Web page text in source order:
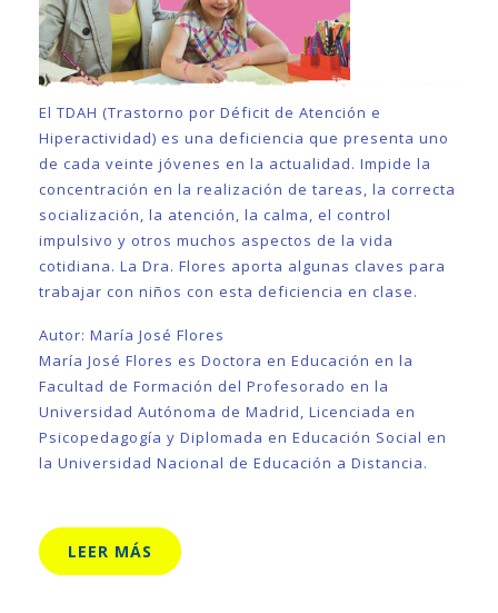
El TDAH (Trastorno por Déficit de Atención e
Hiperactividad) es una deficiencia que presenta uno
de cada veinte jóvenes en la actualidad. Impide la
concentración en la realización de tareas, la correcta
socialización, la atención, la calma, el control
impulsivo y otros muchos aspectos de la vida
cotidiana. La Dra. Flores aporta algunas claves para
trabajar con niños con esta deficiencia en clase.
Autor: María José Flores
María José Flores es Doctora en Educación en la
Facultad de Formación del Profesorado en la
Universidad Autónoma de Madrid, Licenciada en
Psicopedagogía y Diplomada en Educación Social en
la Universidad Nacional de Educación a Distancia.
LEER MÁS